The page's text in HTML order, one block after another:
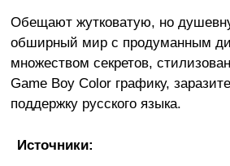
Обещают жутковатую, но
обширный мир с продуманным
множеством секретов,
Game Boy Color графику,
поддержку русского языка.
Источники: